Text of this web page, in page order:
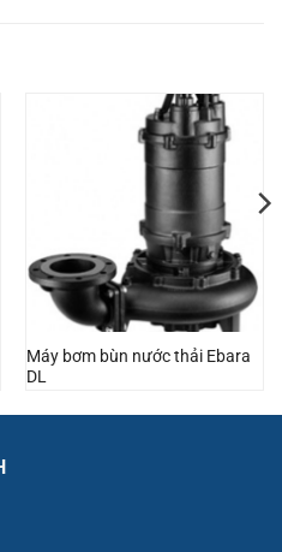
Máy bơm bùn nước thải Ebara
DL